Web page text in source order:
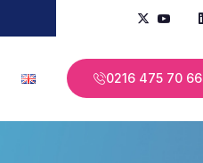
0216 475 70 66